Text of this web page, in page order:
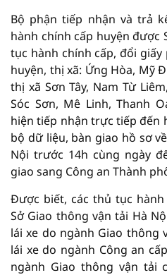
Bộ phận tiếp nhận và trả
hành chính cấp huyện được
tục hành chính cấp, đổi giấy
huyện, thị xã: Ứng Hòa, Mỹ
thị xã Sơn Tây, Nam Từ
Sóc Sơn, Mê Linh, Thanh
hiện tiếp nhận trực tiếp đến
bộ dữ liệu, bàn giao hồ sơ
Nội trước 14h cùng ngày
giao sang Công an Thành
Được biết, các thủ tục
Sở Giao thông vận tải Hà
lái xe do ngành Giao thông
lái xe do ngành Công an
ngành Giao thông vận tải